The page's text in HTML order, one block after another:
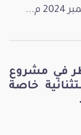
في مشروع
خاصة